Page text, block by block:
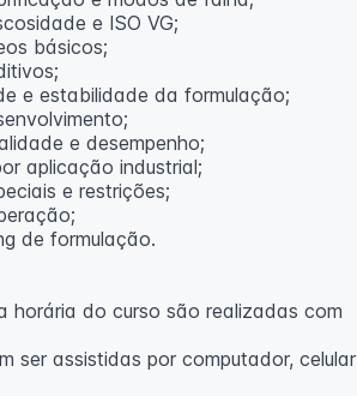
e ISO VG;
básicos;
e estabilidade da formulação;
e desempenho;
aplicação industrial;
e restrições;
de formulação.
horária do curso são realizadas com
ser assistidas por computador, celular